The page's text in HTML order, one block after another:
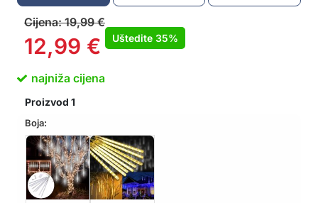
Cijena:19,99€
12,99 € Uštedite 35%
najniža cijena
Proizvod1
Boja: